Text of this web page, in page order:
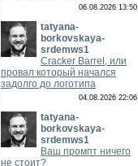
06.08.2026 13:50
tatyana-
borkovskaya-
srdemws1
Cracker Barrel, или
провал который начался
задолго до логотипа
04.08.2026 22:06
tatyana-
borkovskaya-
srdemws1
Ваш промпт ничего
не стоит?